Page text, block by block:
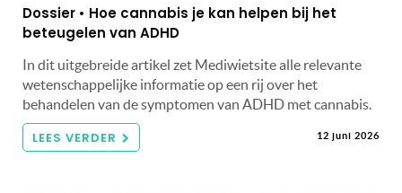
Dossier • Hoe cannabis je kan helpen bij het
beteugelen van ADHD
In dit uitgebreide artikel zet Mediwietsite alle relevante
wetenschappelijke informatie op een rij over het
behandelen van de symptomen van ADHD met cannabis.
LEES VERDER 12 juni 2026